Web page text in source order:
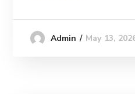
Admin May 13,